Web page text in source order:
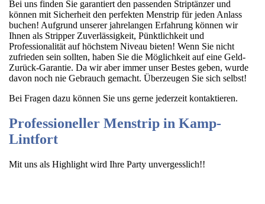
Bei uns finden Sie garantiert den passenden Striptänzer und
können mit Sicherheit den perfekten Menstrip für jeden Anlass
buchen! Aufgrund unserer jahrelangen Erfahrung können wir
Ihnen als Stripper Zuverlässigkeit, Pünktlichkeit und
Professionalität auf höchstem Niveau bieten! Wenn Sie nicht
zufrieden sein sollten, haben Sie die Möglichkeit auf eine Geld-
Zurück-Garantie. Da wir aber immer unser Bestes geben, wurde
davon noch nie Gebrauch gemacht. Überzeugen Sie sich selbst!
Bei Fragen dazu können Sie uns gerne jederzeit kontaktieren.
Professioneller Menstrip in Kamp-
Lintfort
Mit uns als Highlight wird Ihre Party unvergesslich!!